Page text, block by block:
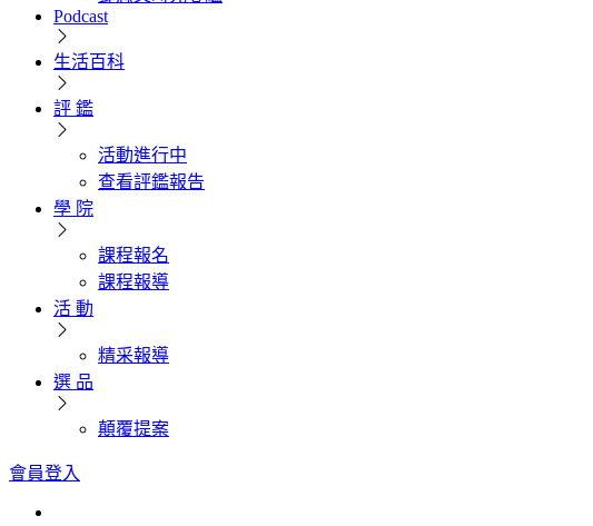
Podcast
生活百科
評 鑑
活動進行中
查看評鑑報告
學 院
課程報名
課程報導
活 動
精采報導
選 品
顛覆提案
會員登入